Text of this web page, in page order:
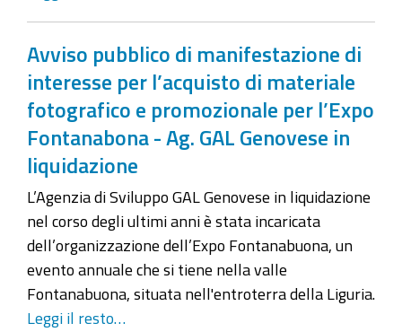
Avviso pubblico di manifestazione di
interesse per l’acquisto di materiale
fotografico e promozionale per l’Expo
Fontanabona - Ag. GAL Genovese in
liquidazione
L’Agenzia di Sviluppo GAL Genovese in liquidazione
nel corso degli ultimi anni è stata incaricata
dell’organizzazione dell’Expo Fontanabuona, un
evento annuale che si tiene nella valle
Fontanabuona, situata nell'entroterra della Liguria.
Leggi il resto…